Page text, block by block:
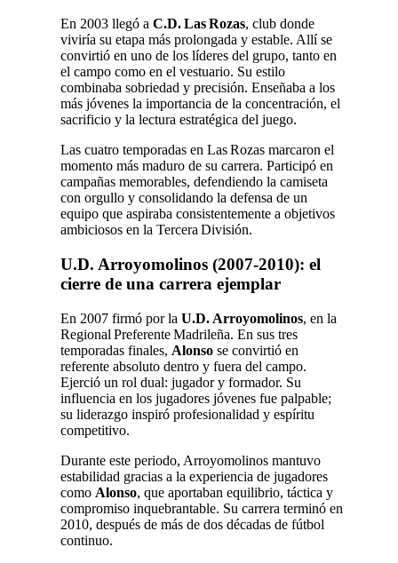
En 2003 llegó a C.D. Las Rozas, club donde
viviría su etapa más prolongada y estable. Allí se
convirtió en uno de los líderes del grupo, tanto en
el campo como en el vestuario. Su estilo
combinaba sobriedad y precisión. Enseñaba a los
más jóvenes la importancia de la concentración, el
sacrificio y la lectura estratégica del juego.
Las cuatro temporadas en Las Rozas marcaron el
momento más maduro de su carrera. Participó en
campañas memorables, defendiendo la camiseta
con orgullo y consolidando la defensa de un
equipo que aspiraba consistentemente a objetivos
ambiciosos en la Tercera División.
U.D. Arroyomolinos (2007‑2010): el
cierre de una carrera ejemplar
En 2007 firmó por la U.D. Arroyomolinos, en la
Regional Preferente Madrileña. En sus tres
temporadas finales, Alonso se convirtió en
referente absoluto dentro y fuera del campo.
Ejerció un rol dual: jugador y formador. Su
influencia en los jugadores jóvenes fue palpable;
su liderazgo inspiró profesionalidad y espíritu
competitivo.
Durante este periodo, Arroyomolinos mantuvo
estabilidad gracias a la experiencia de jugadores
como Alonso, que aportaban equilibrio, táctica y
compromiso inquebrantable. Su carrera terminó en
2010, después de más de dos décadas de fútbol
continuo.